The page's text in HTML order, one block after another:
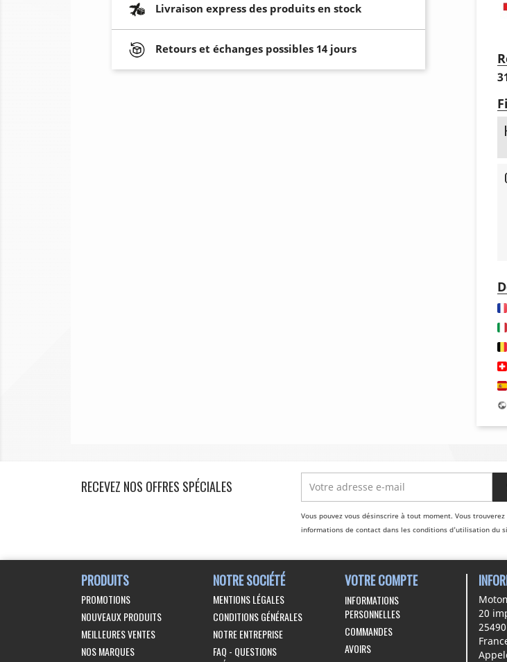
Livraison express des produits en stock
Retours et échanges possibles 14 jours
RECEVEZ NOS OFFRES SPÉCIALES
Vous pouvez vous désinscrire à tout moment. Vous
informations de contact dans les conditions d'utilisation du
PRODUITS
PROMOTIONS
NOUVEAUX PRODUITS
MEILLEURES VENTES
NOS MARQUES
NOTRE SOCIÉTÉ
MENTIONS LÉGALES
CONDITIONS GÉNÉRALES
NOTRE ENTREPRISE
FAQ - QUESTIONS
VOTRE COMPTE
INFORMATIONS
PERSONNELLES
COMMANDES
AVOIRS
20